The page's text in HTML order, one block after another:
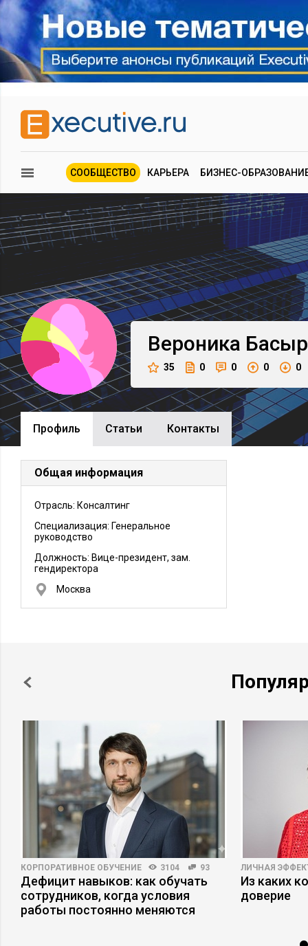
СООБЩЕСТВО КАРЬЕРА БИЗНЕС-
Вероника
35 0 0 0 0
Профиль Cтатьи Контакты
Общая информация
Отрасль: Консалтинг
Специализация: Генеральное
руководство
Должность: Вице-президент, зам.
гендиректора
Москва
КОРПОРАТИВНОЕ ОБУЧЕНИЕ 3104 93
Дефицит навыков: как обучать
сотрудников, когда условия
работы постоянно меняются
ЛИЧНАЯ
Из каких
доверие